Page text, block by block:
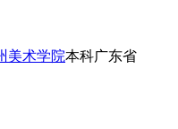
美术学院本科广东省